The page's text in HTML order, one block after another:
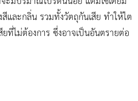
และกลิ่น รวมทั้งวัตถุกันเสีย ทำให้ไต
ที่ไม่ต้องการ ซึ่งอาจเป็นอันตรายต่อ